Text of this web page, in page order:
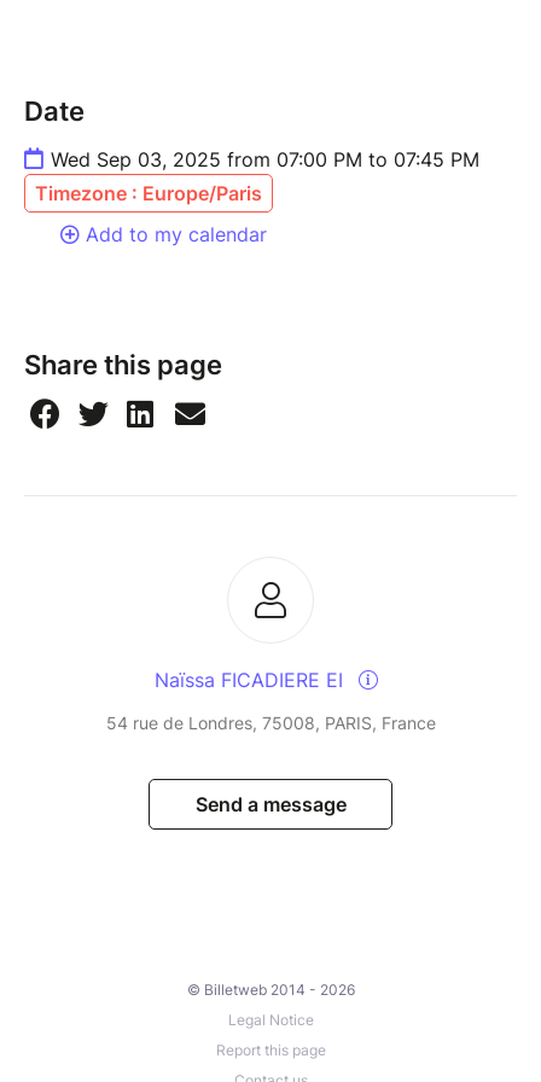
Date
Wed Sep 03, 2025 from 07:00 PM to 07:45 PM
Timezone : Europe/Paris
Add to my calendar
Share this page
Naïssa FICADIERE EI
54 rue de Londres, 75008, PARIS, France
Send a message
© Billetweb 2014 - 2026
Legal Notice
Report this page